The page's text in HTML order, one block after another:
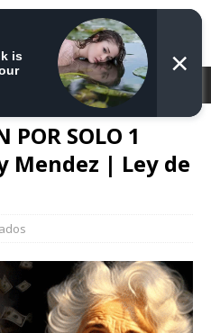
POR SOLO 1
Mendez | Ley de